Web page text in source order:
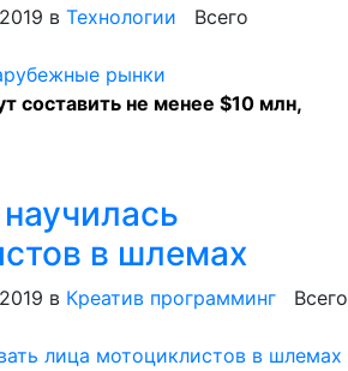
в Технологии Всего
составить не менее $10 млн,
в шлемах
в Креатив программинг Всего